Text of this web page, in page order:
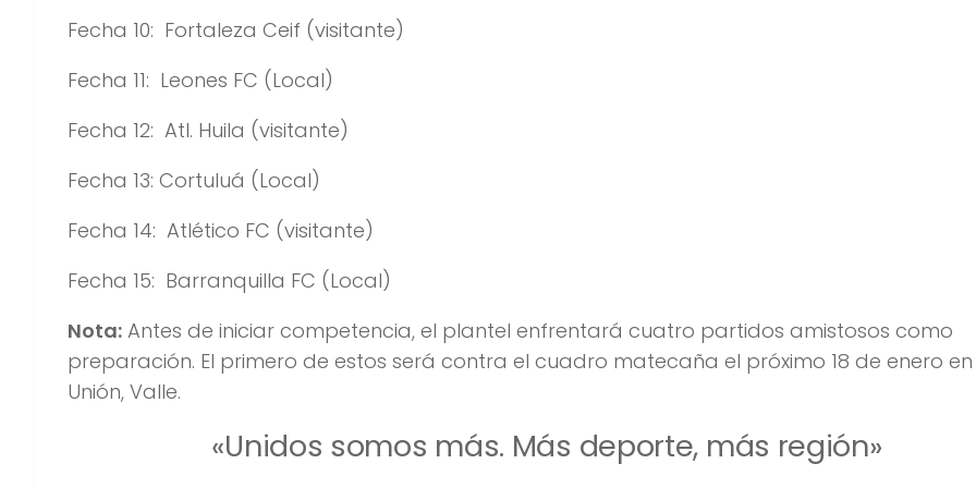
Fecha 10: Fortaleza Ceif (visitante)
Fecha 11: Leones FC (Local)
Fecha 12: Atl. Huila (visitante)
Fecha 13: Cortuluá (Local)
Fecha 14: Atlético FC (visitante)
Fecha 15: Barranquilla FC (Local)
Nota: Antes de iniciar competencia, el plantel enfrentará cuatro partidos amistosos como
preparación. El primero de estos será contra el cuadro matecaña el próximo 18 de enero
Unión, Valle.
«Unidos somos más. Más deporte, más región»